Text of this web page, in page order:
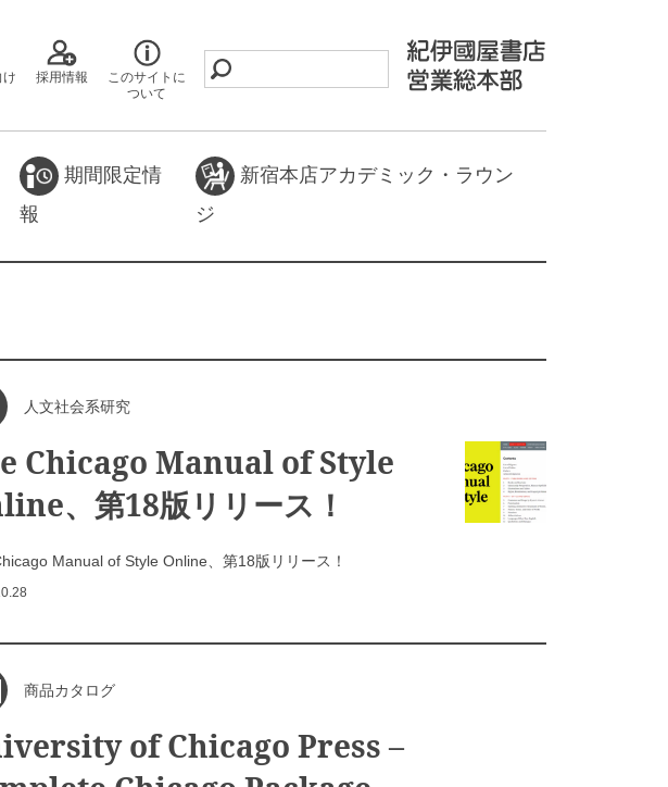
け
採用情報
このサイトに
ついて
期間限定情
報
新宿本店アカデミック・ラウン
ジ
人文社会系研究
Chicago Manual of Style
、第18版リリース！
Manual of Style Online、第18版リリース！
商品カタログ
of Chicago Press –